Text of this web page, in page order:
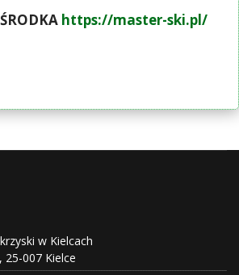
https://master-ski.pl/
w Kielcach
25-007 Kielce